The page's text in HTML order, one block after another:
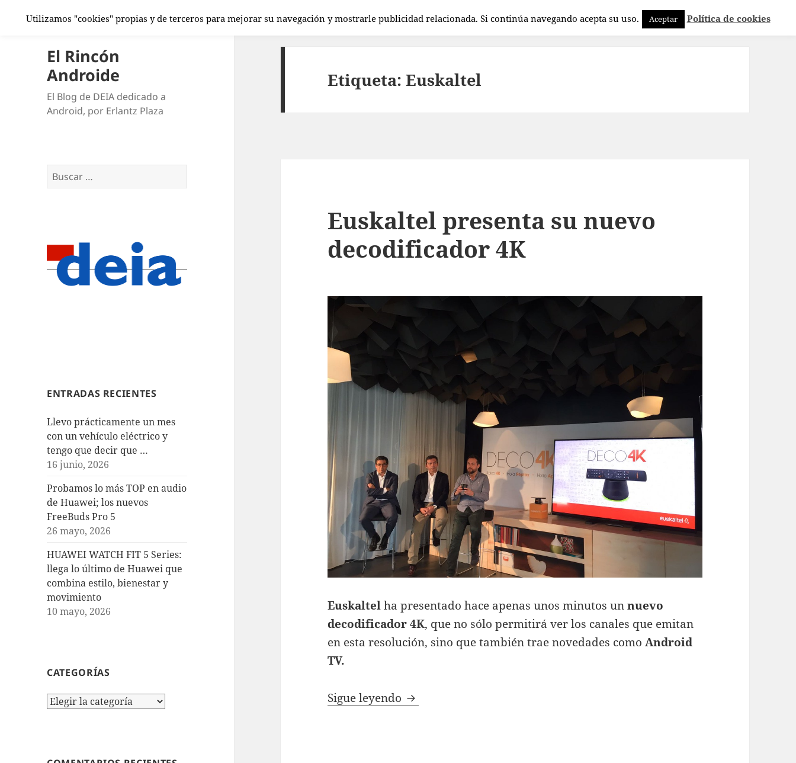
El Rincón
Androide
El Blog de DEIA dedicado a
Android, por Erlantz Plaza
Buscar:
ENTRADAS RECIENTES
Llevo prácticamente un mes
con un vehículo eléctrico y
tengo que decir que …
16 junio, 2026
Probamos lo más TOP en audio
de Huawei; los nuevos
FreeBuds Pro 5
26 mayo, 2026
HUAWEI WATCH FIT 5 Series:
llega lo último de Huawei que
combina estilo, bienestar y
movimiento
10 mayo, 2026
CATEGORÍAS
Categorías
Etiqueta:Euskaltel
Euskaltel presenta su nuevo
decodificador 4K
Euskaltelha presentado hace apenas unos minutos unnuevo
decodificador 4K, que no sólo permitirá ver los canales que emitan
en esta resolución, sino que también trae novedades comoAndroid
TV.
Sigue leyendo Euskaltel presenta su nuevo decodificador 4K
Utilizamos "cookies" propias y de terceros para mejorar su navegación y mostrarle publicidad relacionada. Si continúa navegando acepta su uso. Aceptar Política de cookies